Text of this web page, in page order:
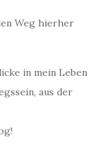
Weg hierher
in mein Leben
aus der